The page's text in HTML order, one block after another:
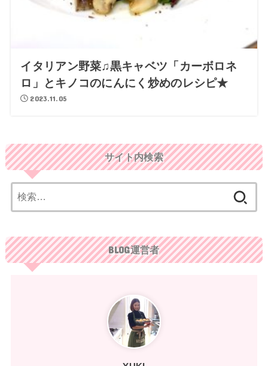
イタリアン野菜♫黒キャベツ「カーボロネ
ロ」とキノコのにんにく炒めのレシピ★
2023.11.05
サイト内検索
索:
BLOG運営者